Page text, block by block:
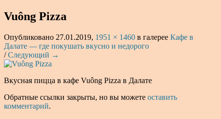
Vuông Pizza
Опубликовано 27.01.2019, 1951 × 1460 в галерее Кафе в
Далате — где покушать вкусно и недорого
/Следующий →
Вкусная пицца в кафе Vuông Pizza в Далате
Обратные ссылки закрыты, но вы можете оставить
комментарий.